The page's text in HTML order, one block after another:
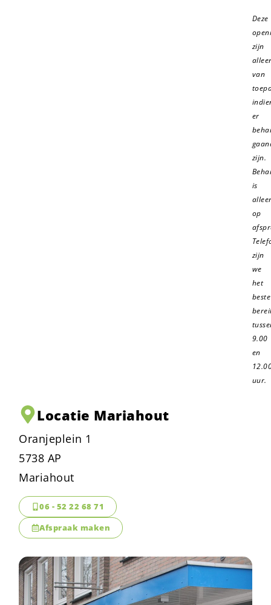
Deze
zijn
van
er
zijn.
is
op
zijn
we
het
beste
9.00
en
uur.
Locatie Mariahout
Oranjeplein 1
5738 AP
Mariahout
06 - 52 22 68 71
Afspraak maken